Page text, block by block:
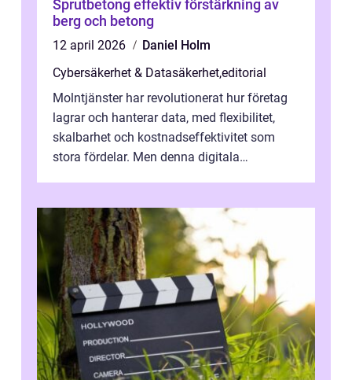
Sprutbetong effektiv förstärkning av
berg och betong
12 april 2026
Daniel Holm
Cybersäkerhet & Datasäkerhet,editorial
Molntjänster har revolutionerat hur företag
lagrar och hanterar data, med flexibilitet,
skalbarhet och kostnadseffektivitet som
stora fördelar. Men denna digitala